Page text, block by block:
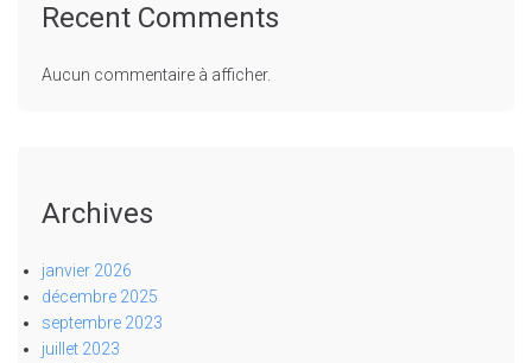
Recent Comments
Aucun commentaire à afficher.
Archives
janvier 2026
décembre 2025
septembre 2023
juillet 2023